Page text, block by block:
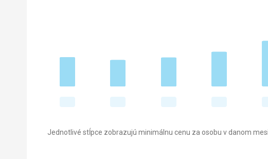
Jednotlivé stĺpce zobrazujú minimálnu cenu za osobu v danom